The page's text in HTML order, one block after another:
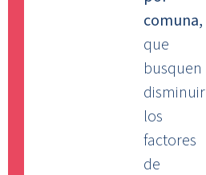
comuna,
que
busquen
disminuir
los
factores
de